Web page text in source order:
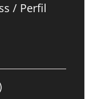
/ Perfil